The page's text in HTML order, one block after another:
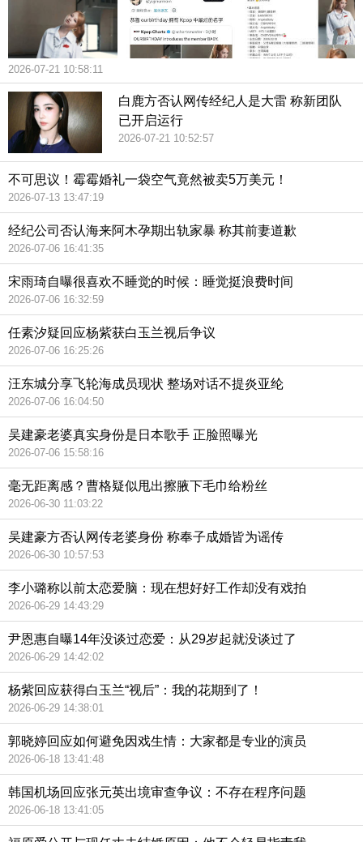
2026-07-21 10:58:11
白鹿方否认网传经纪人是大雷 称新团队
已开启运行
2026-07-21 10:52:57
不可思议！霉霉婚礼一袋空气竟然被卖5万美元！
2026-07-13 13:47:19
经纪公司否认海来阿木孕期出轨家暴 称其前妻道歉
2026-07-06 16:41:35
宋雨琦自曝很喜欢不睡觉的时候：睡觉挺浪费时间
2026-07-06 16:32:59
任素汐疑回应杨紫获白玉兰视后争议
2026-07-06 16:25:26
汪东城分享飞轮海成员现状 整场对话不提炎亚纶
2026-07-06 16:04:50
吴建豪老婆真实身份是日本歌手 正脸照曝光
2026-07-06 15:58:16
毫无距离感？曹格疑似甩出擦腋下毛巾给粉丝
2026-06-30 11:03:22
吴建豪方否认网传老婆身份 称奉子成婚皆为谣传
2026-06-30 10:57:53
李小璐称以前太恋爱脑：现在想好好工作却没有戏拍
2026-06-29 14:43:29
尹恩惠自曝14年没谈过恋爱：从29岁起就没谈过了
2026-06-29 14:42:02
杨紫回应获得白玉兰“视后”：我的花期到了！
2026-06-29 14:38:01
郭晓婷回应如何避免因戏生情：大家都是专业的演员
2026-06-18 13:41:48
韩国机场回应张元英出境审查争议：不存在程序问题
2026-06-18 13:41:05